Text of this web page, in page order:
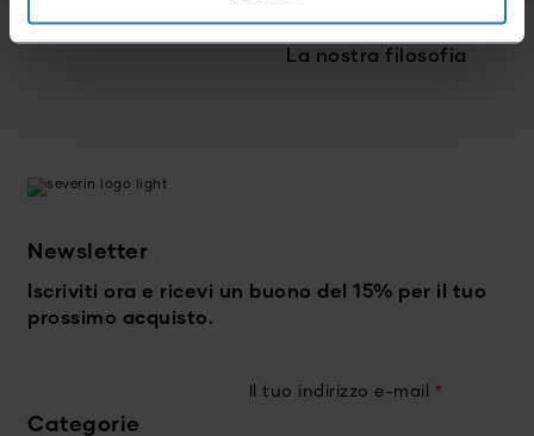
La nostra filosofia
Newsletter
Iscriviti ora e ricevi un buono del 15% per il tuo
prossimo acquisto.
Il tuo indirizzo e-mail *
Categorie